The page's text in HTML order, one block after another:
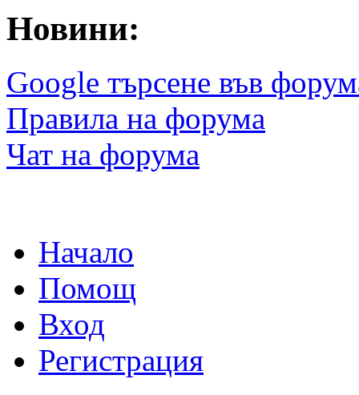
Новини:
Google търсене във
Правила на форума
Чат на форума
Начало
Помощ
Вход
Регистрация